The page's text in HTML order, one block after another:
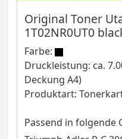
Original Toner
1T02NR0UT0
Farbe:
Druckleistung: ca.
Deckung A4)
Produktart:
Passend in folgende